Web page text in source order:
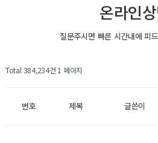
온라인
질문주시면 빠른 시간내에 피
Total 384,234건 1 페이지
번호 제목 글쓴이